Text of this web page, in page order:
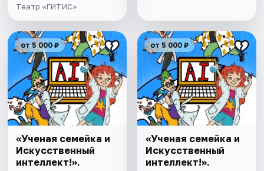
Театр «ГИТИС»
от 5 000 ₽
«Ученая семейка и
Искусственный
интеллект!».
от 5 000 ₽
«Ученая семейка и
Искусственный
интеллект!».